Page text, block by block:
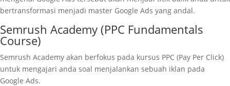
bertransformasi menjadi master Google Ads yang andal.
Semrush Academy (PPC Fundamentals
Course)
Semrush Academy akan berfokus pada kursus PPC (Pay Per Click)
untuk mengajari anda soal menjalankan sebuah iklan pada
Google Ads.